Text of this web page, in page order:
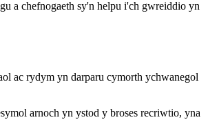
a chefnogaeth sy'n helpu i'ch gwreiddio yn
ac rydym yn darparu cymorth ychwanegol
arnoch yn ystod y broses recriwtio, yna